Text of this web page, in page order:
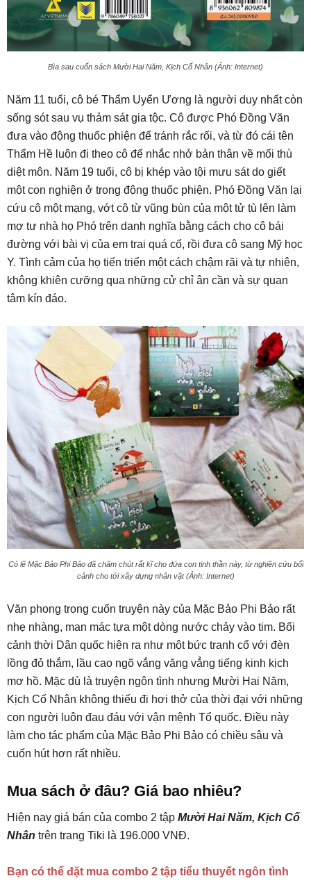
Bìa sau cuốn sách Mười Hai Năm, Kịch Cố Nhân (Ảnh: Internet)
Năm 11 tuổi, cô bé Thẩm Uyển Ương là người duy nhất còn
sống sót sau vụ thảm sát gia tộc. Cô được Phó Đồng Văn
đưa vào động thuốc phiện để tránh rắc rối, và từ đó cái tên
Thẩm Hề luôn đi theo cô để nhắc nhở bản thân về mối thù
diệt môn. Năm 19 tuổi, cô bị khép vào tội mưu sát do giết
một con nghiện ở trong động thuốc phiện. Phó Đồng Văn lại
cứu cô một mạng, vớt cô từ vũng bùn của một tử tù lên làm
mợ tư nhà họ Phó trên danh nghĩa bằng cách cho cô bái
đường với bài vị của em trai quá cố, rồi đưa cô sang Mỹ học
Y. Tình cảm của họ tiến triển một cách chậm rãi và tự nhiên,
không khiên cưỡng qua những cử chỉ ân cần và sự quan
tâm kín đáo.
Có lẽ Mặc Bảo Phi Bảo đã chăm chút rất kĩ cho đứa con tinh thần này, từ nghiên cứu bối
cảnh cho tới xây dựng nhân vật (Ảnh: Internet)
Văn phong trong cuốn truyện này của Mặc Bảo Phi Bảo rất
nhẹ nhàng, man mác tựa một dòng nước chảy vào tim. Bối
cảnh thời Dân quốc hiện ra như một bức tranh cổ với đèn
lồng đỏ thắm, lầu cao ngõ vắng văng vẳng tiếng kinh kịch
mơ hồ. Mặc dù là truyện ngôn tình nhưng Mười Hai Năm,
Kịch Cố Nhân không thiếu đi hơi thở của thời đại với những
con người luôn đau đáu với vận mệnh Tổ quốc. Điều này
làm cho tác phẩm của Mặc Bảo Phi Bảo có chiều sâu và
cuốn hút hơn rất nhiều.
Mua sách ở đâu? Giá bao nhiêu?
Hiện nay giá bán của combo 2 tập Mười Hai Năm, Kịch Cố
Nhân trên trang Tiki là 196.000 VNĐ.
Bạn có thể đặt mua combo 2 tập tiểu thuyết ngôn tình